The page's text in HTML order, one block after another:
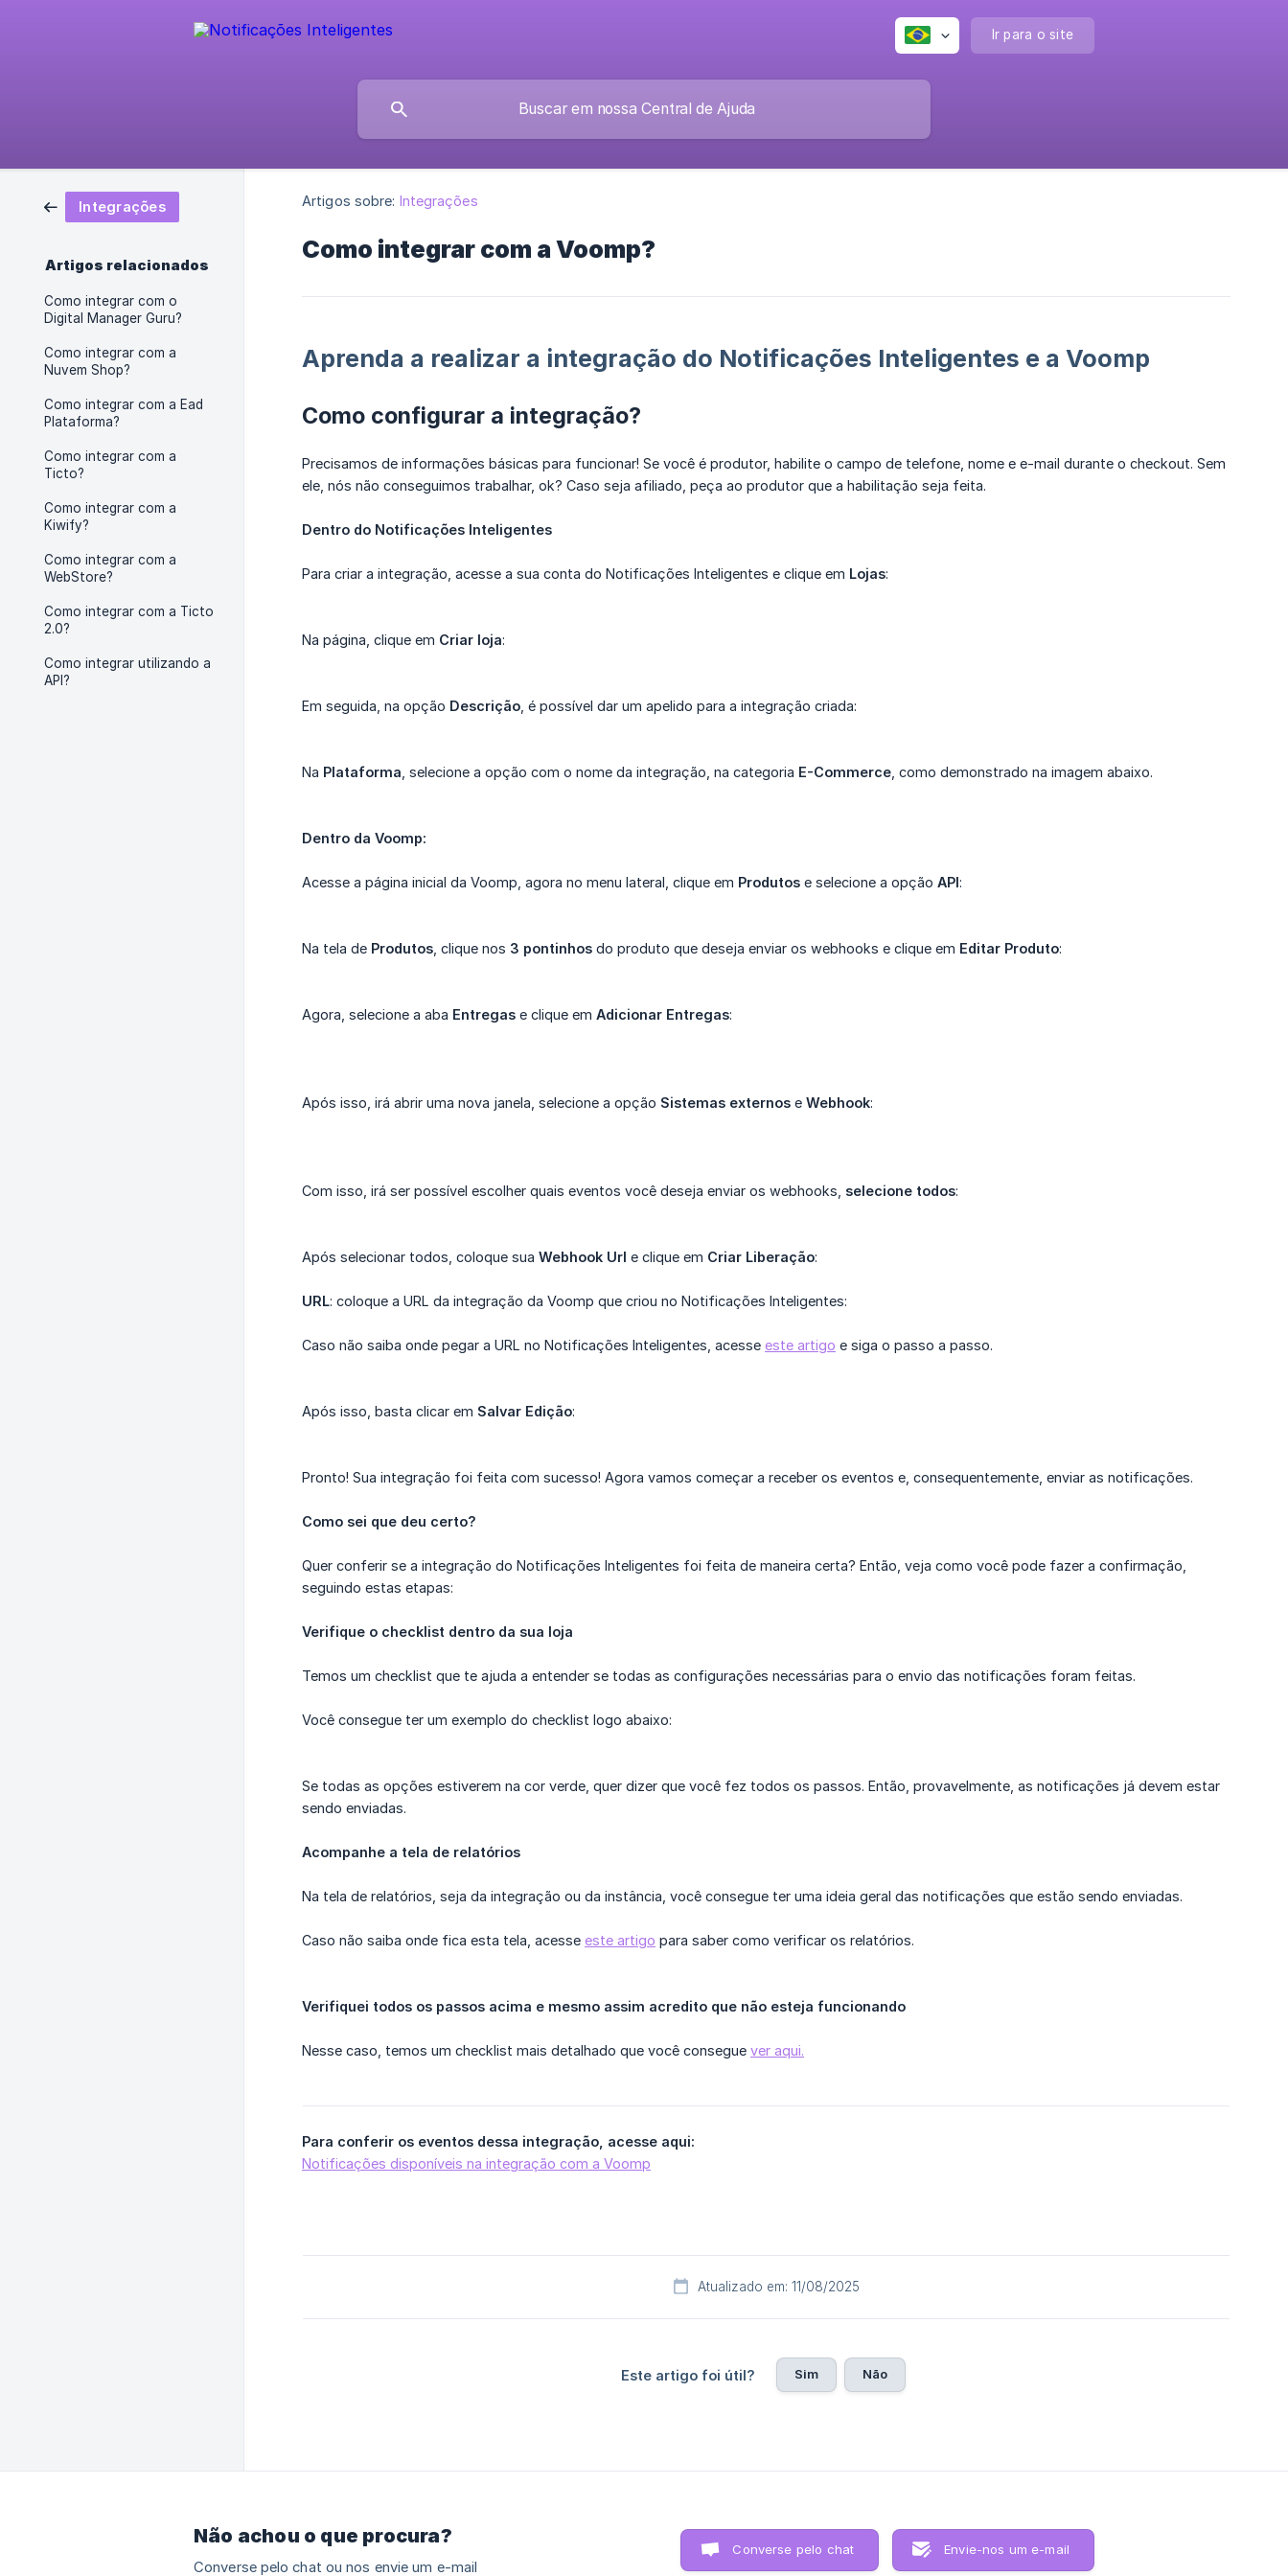
Ir para o site
Integrações
Artigos relacionados
Como integrar com o
Digital Manager Guru?
Como integrar com a
Nuvem Shop?
Como integrar com a Ead
Plataforma?
Como integrar com a
Ticto?
Como integrar com a
Kiwify?
Como integrar com a
WebStore?
Como integrar com a Ticto
2.0?
Como integrar utilizando a
API?
Artigos sobre: Integrações
Como integrar com a Voomp?
Aprenda a realizar a integração do Notificações Inteligentes e a Voomp
Como configurar a integração?
Precisamos de informações básicas para funcionar! Se você é produtor, habilite o campo de telefone, nome e e-mail durante o checkout. Sem
ele, nós não conseguimos trabalhar, ok? Caso seja afiliado, peça ao produtor que a habilitação seja feita.
Dentro do Notificações Inteligentes
Para criar a integração, acesse a sua conta do Notificações Inteligentes e clique em Lojas:
Na página, clique em Criar loja:
Em seguida, na opção Descrição , é possível dar um apelido para a integração criada:
Na Plataforma , selecione a opção com o nome da integração, na categoria E-Commerce , como demonstrado na imagem abaixo.
Dentro da Voomp:
Acesse a página inicial da Voomp, agora no menu lateral, clique em Produtos e selecione a opção API:
Na tela de Produtos , clique nos 3 pontinhos do produto que deseja enviar os webhooks e clique em Editar Produto:
Agora, selecione a aba Entregas e clique em Adicionar Entregas:
Após isso, irá abrir uma nova janela, selecione a opção Sistemas externos e Webhook:
Com isso, irá ser possível escolher quais eventos você deseja enviar os webhooks, selecione todos:
Após selecionar todos, coloque sua Webhook Url e clique em Criar Liberação:
URL: coloque a URL da integração da Voomp que criou no Notificações Inteligentes:
Caso não saiba onde pegar a URL no Notificações Inteligentes, acesse este artigo e siga o passo a passo.
Após isso, basta clicar em Salvar Edição:
Pronto! Sua integração foi feita com sucesso! Agora vamos começar a receber os eventos e, consequentemente, enviar as notificações.
Como sei que deu certo?
Quer conferir se a integração do Notificações Inteligentes foi feita de maneira certa? Então, veja como você pode fazer a confirmação,
seguindo estas etapas:
Verifique o checklist dentro da sua loja
Temos um checklist que te ajuda a entender se todas as configurações necessárias para o envio das notificações foram feitas.
Você consegue ter um exemplo do checklist logo abaixo:
Se todas as opções estiverem na cor verde, quer dizer que você fez todos os passos. Então, provavelmente, as notificações já devem estar
sendo enviadas.
Acompanhe a tela de relatórios
Na tela de relatórios, seja da integração ou da instância, você consegue ter uma ideia geral das notificações que estão sendo enviadas.
Caso não saiba onde fica esta tela, acesse este artigo para saber como verificar os relatórios.
Verifiquei todos os passos acima e mesmo assim acredito que não esteja funcionando
Nesse caso, temos um checklist mais detalhado que você consegue ver aqui.
Para conferir os eventos dessa integração, acesse aqui:
Notificações disponíveis na integração com a Voomp
Atualizado em: 11/08/2025
Este artigo foi útil? Sim Não
Não achou o que procura?
Converse pelo chat ou nos envie um e-mail
Converse pelo chat Envie-nos um e-mail